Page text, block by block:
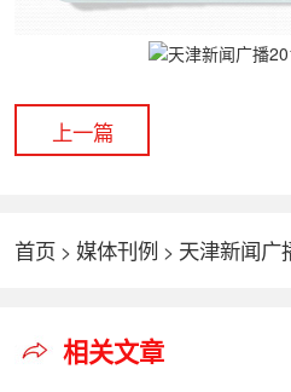
上一篇
首页 > 媒体刊例 > 天津新闻广
相关文章